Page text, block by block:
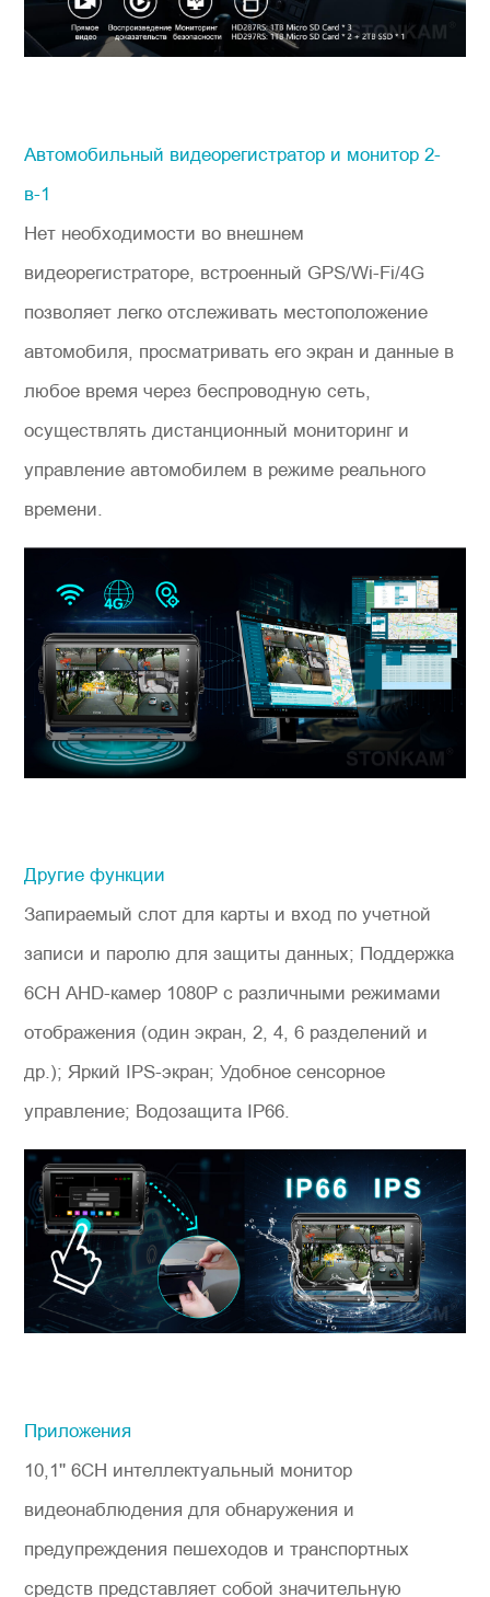
Автомобильный видеорегистратор и монитор 2-
в-1
Нет необходимости во внешнем
видеорегистраторе, встроенный GPS/Wi-Fi/4G
позволяет легко отслеживать местоположение
автомобиля, просматривать его экран и данные в
любое время через беспроводную сеть,
осуществлять дистанционный мониторинг и
управление автомобилем в режиме реального
времени.
Другие функции
Запираемый слот для карты и вход по учетной
записи и паролю для защиты данных; Поддержка
6CH AHD-камер 1080P с различными режимами
отображения (один экран, 2, 4, 6 разделений и
др.); Яркий IPS-экран; Удобное сенсорное
управление; Водозащита IP66.
Приложения
10,1'' 6CH интеллектуальный монитор
видеонаблюдения для обнаружения и
предупреждения пешеходов и транспортных
средств представляет собой значительную